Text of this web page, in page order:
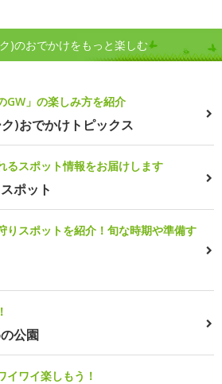
)のおでかけをもっと楽しむ
GW」の楽しみ方を紹介
)おでかけトピックス
るスポット情報をお届けします
ポット
りスポットを紹介！旬な時期や準備す
公園
イワイ楽しもう！